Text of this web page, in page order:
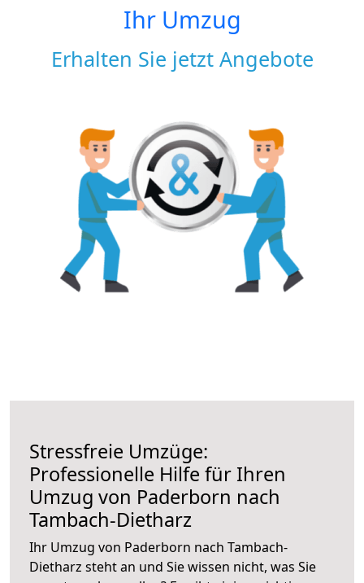
Ihr Umzug
Erhalten Sie jetzt Angebote
Stressfreie Umzüge:
Professionelle Hilfe für Ihren
Umzug von Paderborn nach
Tambach-Dietharz
Ihr Umzug von Paderborn nach Tambach-
Dietharz steht an und Sie wissen nicht, was Sie